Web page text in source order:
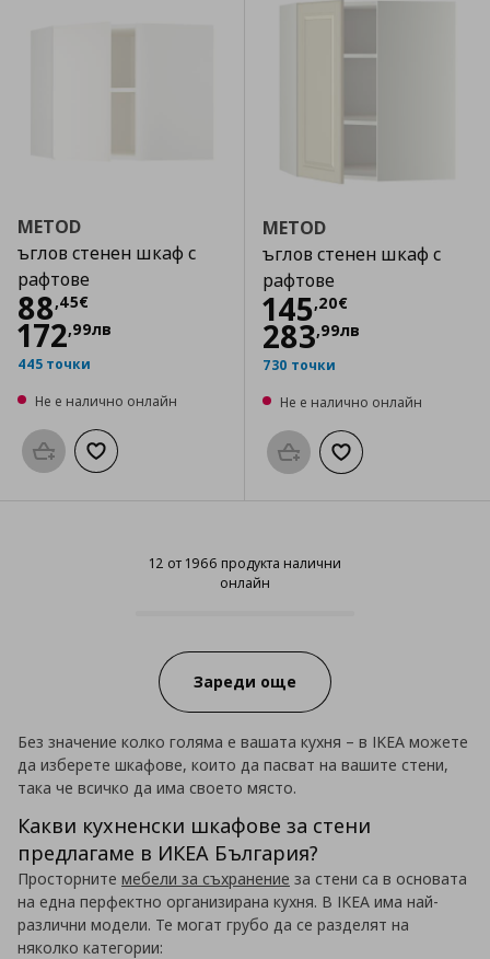
METOD
ъглов стенен шкаф с
рафтове
88,45€
Цена
172,99лв
445 точки
Не е налично онлайн
Προσθήκη στο καλάθι
Добави към списъка с любими
METOD
ъглов стенен шкаф с
рафтове
145,20€
Цена
283,99лв
730 точки
Не е налично онлайн
Προσθήκη στο καλάθι
Добави към
12 от 1966 продукта налични
онлайн
12 от 1966 продукта налични
Зареди още
Без значение колко голяма е вашата кухня – в IKEA можете
да изберете шкафове, които да пасват на вашите стени,
така че всичко да има своето място.
Какви кухненски шкафове за стени
предлагаме в ИКЕА България?
Просторните мебели за съхранение за стени са в основата
на една перфектно организирана кухня. В IKEA има най-
различни модели. Те могат грубо да се разделят на
няколко категории: